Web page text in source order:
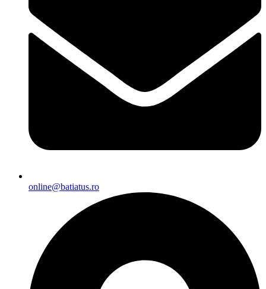
online@batiatus.ro